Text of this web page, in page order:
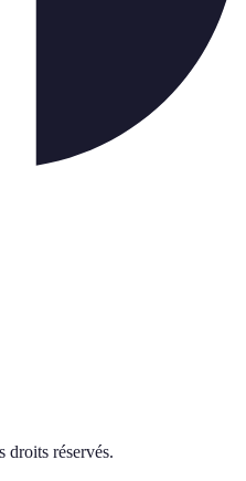
droits réservés.